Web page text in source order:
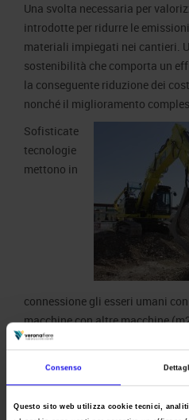
Consenso
Questo sito web utilizza cookie tecnici,
Una svolta necessaria per
introdotte per ridurre le
materiali impiegati nei cantieri.
sostenibilità che comporta un
la conseguente riduzione dei
nonché il miglioramento
Sofisticate
tecnologie
mettono in
connessione gli esseri umani
macchine con altre macchine
l’automazione progressiva
l’osservatorio privilegiato per